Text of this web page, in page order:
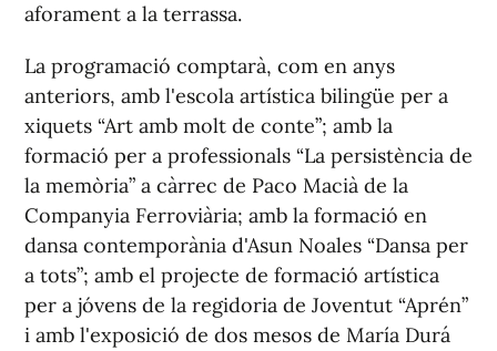
aforament a la terrassa.
La programació comptarà, com en anys
anteriors, amb l'escola artística bilingüe per a
xiquets “Art amb molt de conte”; amb la
formació per a professionals “La persistència de
la memòria” a càrrec de Paco Macià de la
Companyia Ferroviària; amb la formació en
dansa contemporània d'Asun Noales “Dansa per
a tots”; amb el projecte de formació artística
per a jóvens de la regidoria de Joventut “Aprén”
i amb l'exposició de dos mesos de María Durá